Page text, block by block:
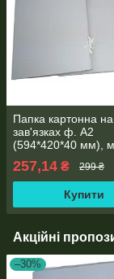
Папка картонна на
зав'язках ф. А2
(594*420*40 мм),
250 аркушів
257,14 ₴ 299 ₴
Купити
Акційні
–30%